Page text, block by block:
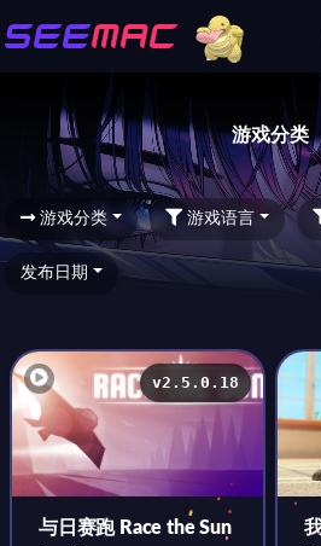
游戏分类
游戏分类 游戏语言
发布日期
v2.5.0.18
与日赛跑 Race the Sun